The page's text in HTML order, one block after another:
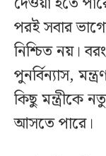
পরই সবার
নিশ্চিত নয়।
পুনর্বিন্যাস,
কিছু মন্ত্রীকে
আসতে পারে।